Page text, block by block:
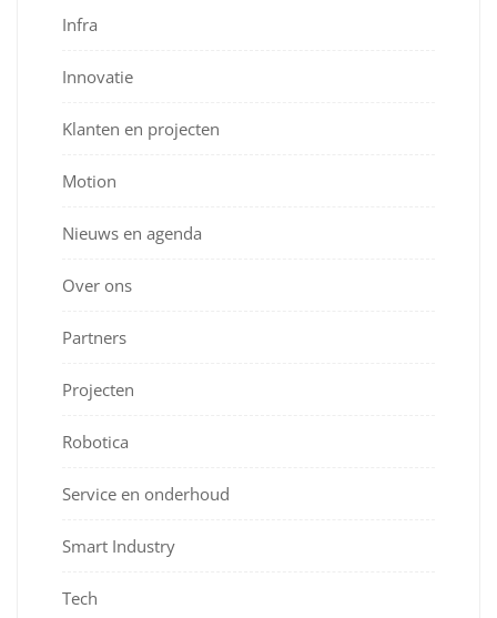
Infra
Innovatie
Klanten en projecten
Motion
Nieuws en agenda
Over ons
Partners
Projecten
Robotica
Service en onderhoud
Smart Industry
Tech